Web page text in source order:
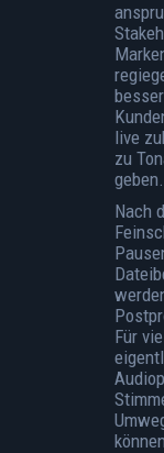
live
zu
geben.
Nach
Für
können.